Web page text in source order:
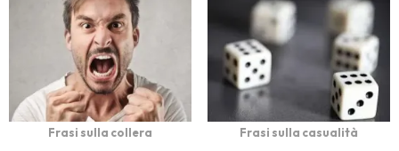
Frasi sulla collera Frasi sulla casualità